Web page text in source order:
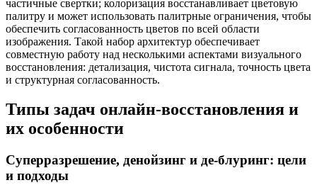
частичные свертки; колоризация восстанавливает цветовую
палитру и может использовать палитрные ограничения, чтобы
обеспечить согласованность цветов по всей области
изображения. Такой набор архитектур обеспечивает
совместную работу над несколькими аспектами визуального
восстановления: детализация, чистота сигнала, точность цвета
и структурная согласованность.
Типы задач онлайн-восстановления и
их особенности
Суперразрешение, денойзинг и де-блуринг: цели
и подходы